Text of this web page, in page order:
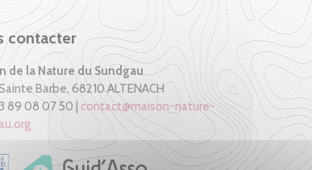
contacter
de la Nature du Sundgau
Barbe, 68210 ALTENACH
89 08 07 50 |contact@maison-nature-